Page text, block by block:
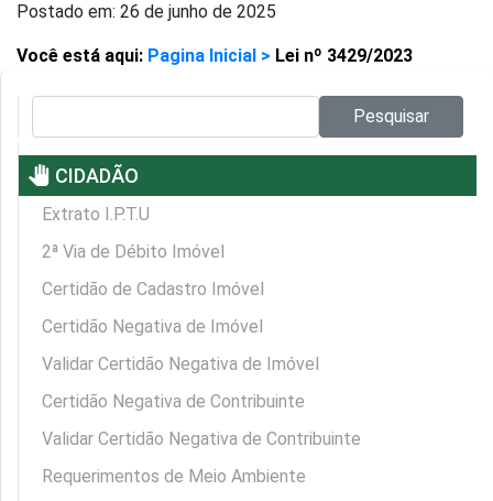
Postado em: 26 de junho de 2025
Você está aqui: Pagina Inicial > Lei nº 3429/2023
Pesquisar
pan_tool CIDADÃO
Extrato I.P.T.U
2ª Via de Débito Imóvel
Certidão de Cadastro Imóvel
Certidão Negativa de Imóvel
Validar Certidão Negativa de Imóvel
Certidão Negativa de Contribuinte
Validar Certidão Negativa de Contribuinte
Requerimentos de Meio Ambiente